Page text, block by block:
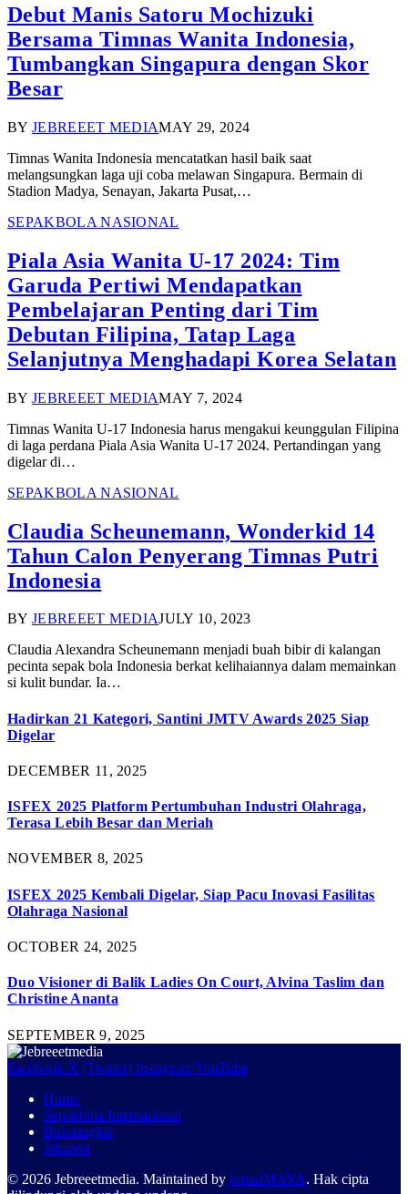
Debut Manis Satoru Mochizuki
Bersama Timnas Wanita Indonesia,
Tumbangkan Singapura dengan Skor
Besar
BY JEBREEET MEDIAMAY 29, 2024
Timnas Wanita Indonesia mencatatkan hasil baik saat
melangsungkan laga uji coba melawan Singapura. Bermain di
Stadion Madya, Senayan, Jakarta Pusat,…
SEPAKBOLA NASIONAL
Piala Asia Wanita U-17 2024: Tim
Garuda Pertiwi Mendapatkan
Pembelajaran Penting dari Tim
Debutan Filipina, Tatap Laga
Selanjutnya Menghadapi Korea Selatan
BY JEBREEET MEDIAMAY 7, 2024
Timnas Wanita U-17 Indonesia harus mengakui keunggulan Filipina
di laga perdana Piala Asia Wanita U-17 2024. Pertandingan yang
digelar di…
SEPAKBOLA NASIONAL
Claudia Scheunemann, Wonderkid 14
Tahun Calon Penyerang Timnas Putri
Indonesia
BY JEBREEET MEDIAJULY 10, 2023
Claudia Alexandra Scheunemann menjadi buah bibir di kalangan
pecinta sepak bola Indonesia berkat kelihaiannya dalam memainkan
si kulit bundar. Ia…
Hadirkan 21 Kategori, Santini JMTV Awards 2025 Siap
Digelar
DECEMBER 11, 2025
ISFEX 2025 Platform Pertumbuhan Industri Olahraga,
Terasa Lebih Besar dan Meriah
NOVEMBER 8, 2025
ISFEX 2025 Kembali Digelar, Siap Pacu Inovasi Fasilitas
Olahraga Nasional
OCTOBER 24, 2025
Duo Visioner di Balik Ladies On Court, Alvina Taslim dan
Christine Ananta
SEPTEMBER 9, 2025
Facebook X (Twitter) InstagramYouTube
Home
Sepakbola Internasional
Bulutangkis
Jebreeet
© 2026 Jebreeetmedia. Maintained by kreasiMAYA. Hak cipta